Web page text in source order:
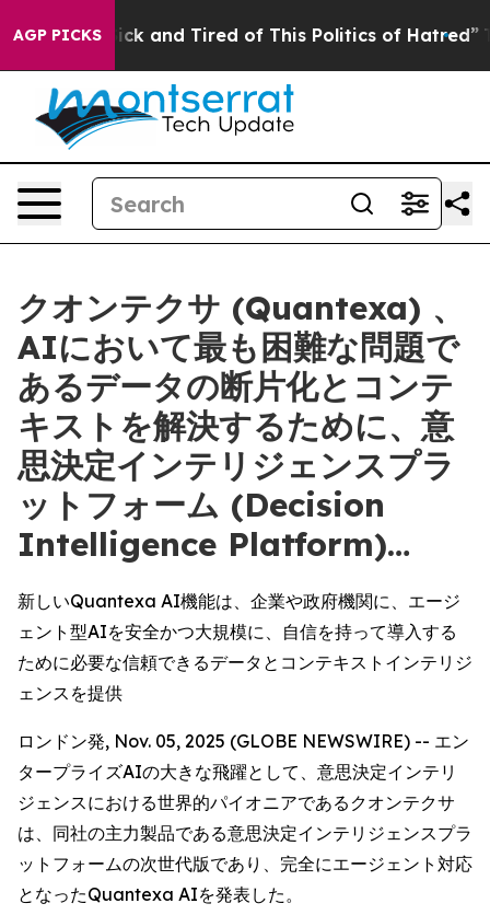
AGP PICKS
Sick and Tired of This Politics of Hatred” The
クオンテクサ (Quantexa) 、
AIにおいて最も困難な問題で
あるデータの断片化とコンテ
キストを解決するために、意
思決定インテリジェンスプラ
ットフォーム (Decision
Intelligence Platform)…
新しいQuantexa AI機能は、企業や政府機関に、エージ
ェント型AIを安全かつ大規模に、自信を持って導入する
ために必要な信頼できるデータとコンテキストインテリジ
ェンスを提供
ロンドン発, Nov. 05, 2025 (GLOBE NEWSWIRE) -- エン
タープライズAIの大きな飛躍として、意思決定インテリ
ジェンスにおける世界的パイオニアであるクオンテクサ
は、同社の主力製品である意思決定インテリジェンスプラ
ットフォームの次世代版であり、完全にエージェント対応
となったQuantexa AIを発表した。